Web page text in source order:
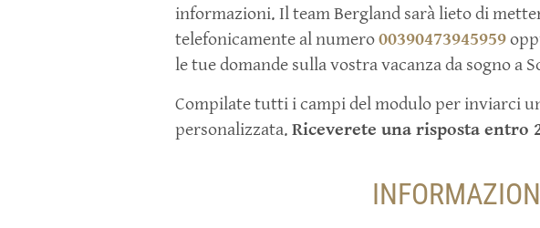
CAMERE & PREZZI
informazioni. Il team Bergland sarà lieto di
telefonicamente al numero00390473945959
le tue domande sulla vostra vacanza da sogno a
Compilate tutti i campi del modulo per inviarci
personalizzata. Riceverete una risposta